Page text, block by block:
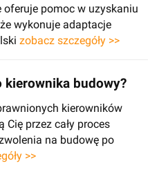
pomoc w uzyskaniu
wykonuje adaptacje
zobacz szczegóły >>
kierownika budowy?
kierowników
Cię przez cały proces
na budowę po
>>